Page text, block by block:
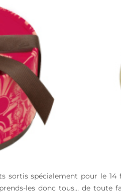
sortis spécialement pour le
les donc tous… de toute